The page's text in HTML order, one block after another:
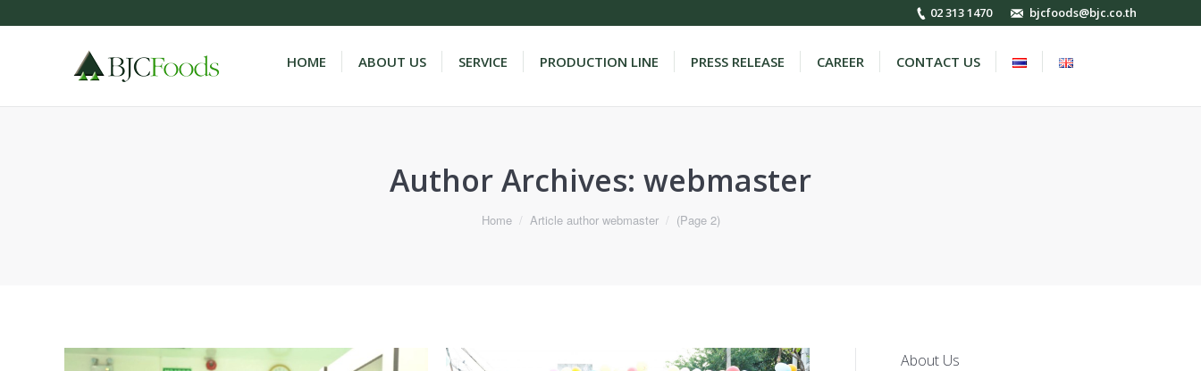
02 313 1470 bjcfoods@bjc.co.th
HOME ABOUT US SERVICE PRODUCTION LINE PRESS RELEASE CAREER CONTACT US
Author Archives: webmaster
Home Article author webmaster (Page 2)
About Us